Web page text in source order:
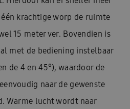
krachtige worp de ruimte
15 meter ver. Bovendien is
met de bediening instelbaar
de 4 en 45°), waardoor de
naar de gewenste
Warme lucht wordt naar